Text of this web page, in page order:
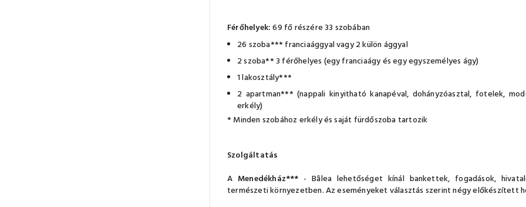
Férőhelyek:69 fő részére 33 szobában
26 szoba*** franciaággyal vagy 2 külön ággyal
2 szoba** 3 férőhelyes (egy franciaágy és egy egyszemélyes ágy)
1 lakosztály***
2 apartman*** (nappali kinyitható kanapéval, dohányzóasztal, fotelek,
erkély)
* Minden szobához erkély és saját fürdőszoba tartozik
Szolgáltatás
A Menedékház*** - Bâlea lehetőséget kínál bankettek, fogadások,
természeti környezetben. Az eseményeket választás szerint négy előkészített